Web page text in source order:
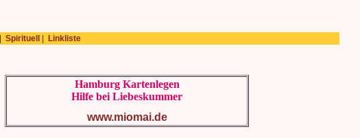
Spirituell Linkliste
Hamburg Kartenlegen
Hilfe bei Liebeskummer
www.miomai.de